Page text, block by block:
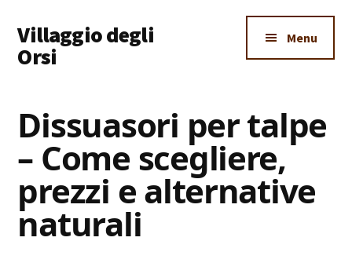
main
content
primary
sidebar
footer
menu
Villaggio degli
Orsi
Dove
Imparare
Tutto
Menu
Dissuasori per talpe
– Come scegliere,
prezzi e alternative
naturali